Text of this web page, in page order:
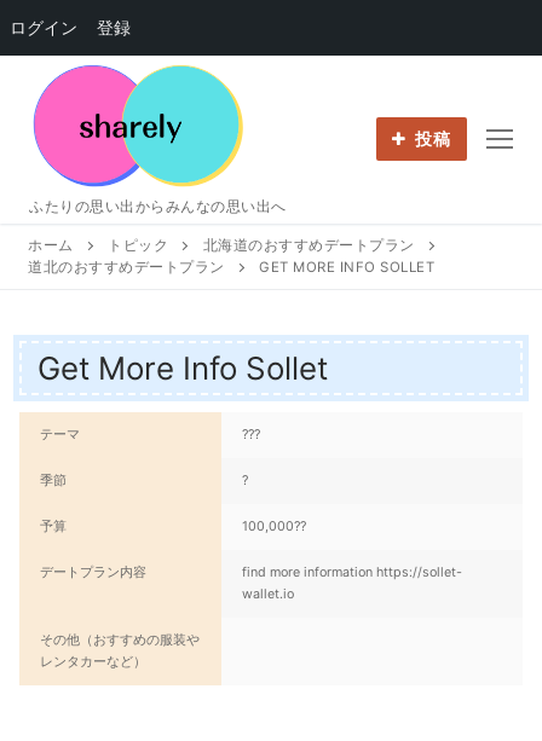
ログイン 登録
プ
ふたりの思い出からみんなの思い出へ
投稿
ホーム トピック
北海道のおすすめデートプラン
道北のおすすめデートプラン
GET MORE INFO SOLLET
Get More Info Sollet
テーマ ???
季節 ?
予算 100,000??
デートプラン内容
find more information https://sollet-
wallet.io
その他（おすすめの服装や
レンタカーなど）